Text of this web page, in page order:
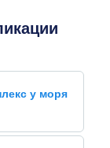
у моря